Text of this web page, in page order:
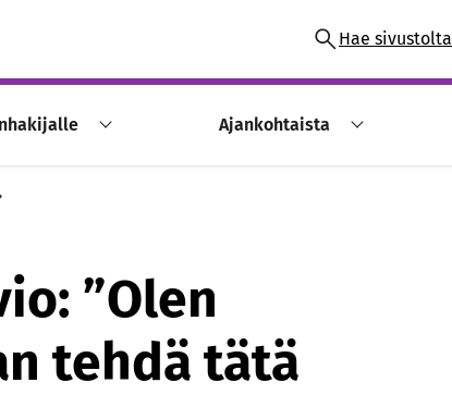
Hae sivustolta
Ajankohtaista
”Olen
tehdä tätä